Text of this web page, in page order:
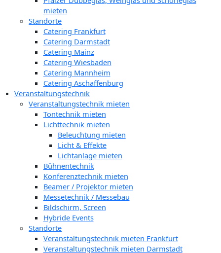
mieten
Standorte
Catering Frankfurt
Catering Darmstadt
Catering Mainz
Catering Wiesbaden
Catering Mannheim
Catering Aschaffenburg
Veranstaltungstechnik
Veranstaltungstechnik mieten
Tontechnik mieten
Lichttechnik mieten
Beleuchtung mieten
Licht & Effekte
Lichtanlage mieten
Bühnentechnik
Konferenztechnik mieten
Beamer / Projektor mieten
Messetechnik / Messebau
Bildschirm, Screen
Hybride Events
Standorte
Veranstaltungstechnik mieten Frankfurt
Veranstaltungstechnik mieten Darmstadt